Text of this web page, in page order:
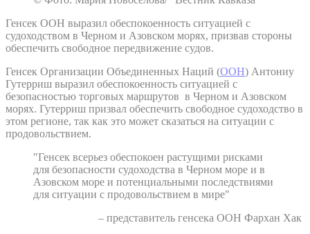
Генсек ООН выразил обеспокоенность ситуацией с
судоходством в Черном и Азовском морях, призвав стороны
обеспечить свободное передвижение судов.
Генсек Организации Объединенных Наций (ООН) Антониу
Гутерриш выразил обеспокоенность ситуацией с
безопасностью торговых маршрутов в Черном и Азовском
морях. Гутерриш призвал обеспечить свободное судоходство в
этом регионе, так как это может сказаться на ситуации с
продовольствием.
"Генсек всерьез обеспокоен растущими рисками
для безопасности судоходства в Черном море и в
Азовском море и потенциальными последствиями
для ситуации с продовольствием в мире"
– представитель генсека ООН Фархан Хак